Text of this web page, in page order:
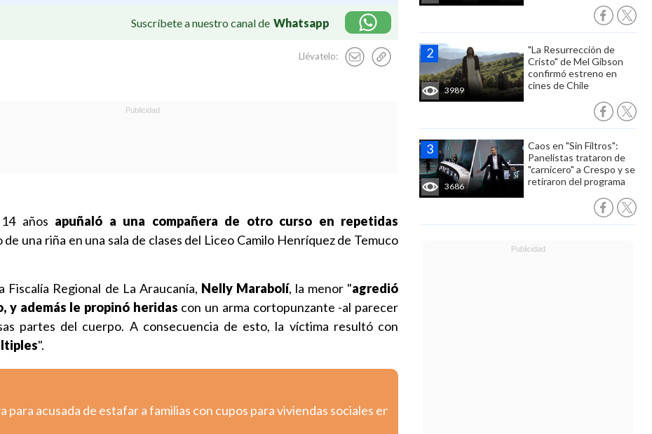
Suscríbete a nuestro canal de Whatsapp
Llévatelo:
3989
"La Resurrección de
Cristo" de Mel Gibson
confirmó estreno en
cines de Chile
3686
Caos en "Sin Filtros":
Panelistas trataron de
"carnicero" a Crespo y se
retiraron del programa
años apuñaló a una compañera de otro curso en repetidas
de una riña en una sala de clases del Liceo Camilo Henríquez de Temuco
Fiscalía Regional de La Araucanía, Nelly Marabolí, la menor "agredió
y además le propinó heridas con un arma cortopunzante -al parecer
partes del cuerpo. A consecuencia de esto, la víctima resultó con
".
para acusada de estafar a familias con cupos para viviendas sociales en